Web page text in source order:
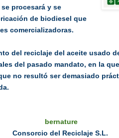
procesará y se
de biodiesel que
comercializadoras.
del reciclaje del aceite usado
del pasado mandato, en la
no resultó ser demasiado
bernature
Consorcio del Reciclaje S.L.